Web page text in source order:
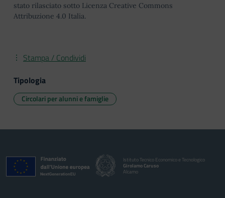
stato rilasciato sotto Licenza Creative Commons
Attribuzione 4.0 Italia.
Stampa / Condividi
Tipologia
Circolari per alunni e famiglie
Istituto Tecnico Economico e Tecnologico
Girolamo Caruso
Alcamo